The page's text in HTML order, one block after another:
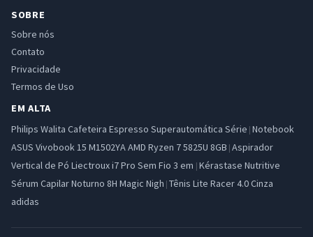
SOBRE
Sobre nós
Contato
Privacidade
Termos de Uso
EM ALTA
Philips Walita Cafeteira Espresso Superautomática Série | Notebook
ASUS Vivobook 15 M1502YA AMD Ryzen 7 5825U 8GB | Aspirador
Vertical de Pó Liectroux i7 Pro Sem Fio 3 em | Kérastase Nutritive
Sérum Capilar Noturno 8H Magic Nigh | Tênis Lite Racer 4.0 Cinza
adidas